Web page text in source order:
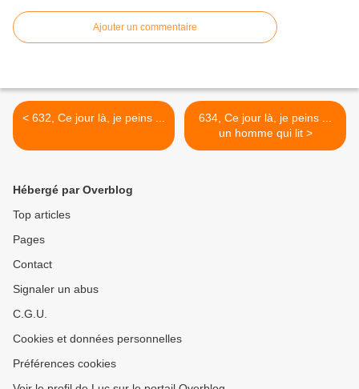
Ajouter un commentaire
< 632, Ce jour là, je peins ...
634, Ce jour là, je peins ...
un homme qui lit >
Hébergé par Overblog
Top articles
Pages
Contact
Signaler un abus
C.G.U.
Cookies et données personnelles
Préférences cookies